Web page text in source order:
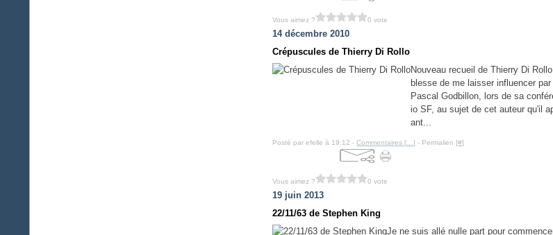
Vous aimez ? 0 vote
14 décembre 2010
Crépuscules de Thierry Di Rollo
Nouveau recueil de Thierry Di
blesse de me laisser influencer
Pascal Godbillon, lors de sa
io SF, au sujet de cet auteur qu'il
ant...
Posté par efelle à 19:12 -Commentaires [ …] - Permalien [#]
Vous aimez ? 0 vote
19 juin 2013
22/11/63 de Stephen King
Je ne suis allé nulle part pour